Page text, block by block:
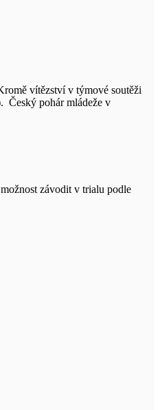
vítězství v týmové soutěži
Český pohár mládeže v
závodit v trialu podle